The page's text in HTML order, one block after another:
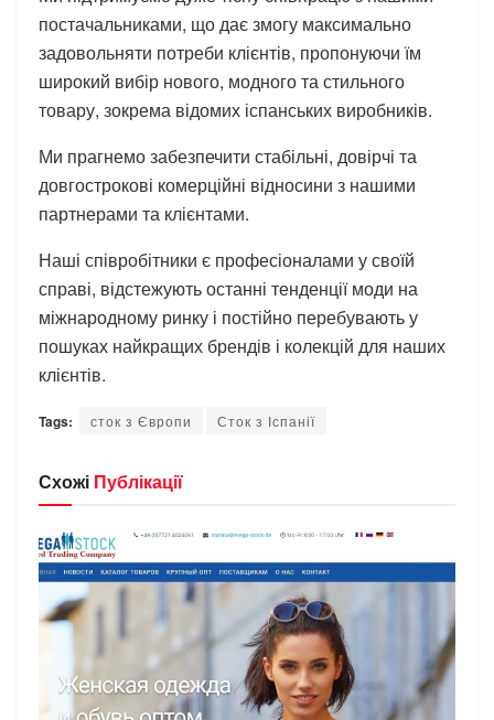
постачальниками, що дає змогу максимально
задовольняти потреби клієнтів, пропонуючи їм
широкий вибір нового, модного та стильного
товару, зокрема відомих іспанських виробників.
Ми прагнемо забезпечити стабільні, довірчі та
довгострокові комерційні відносини з нашими
партнерами та клієнтами.
Наші співробітники є професіоналами у своїй
справі, відстежують останні тенденції моди на
міжнародному ринку і постійно перебувають у
пошуках найкращих брендів і колекцій для наших
клієнтів.
Tags: сток з Європи Сток з Іспанії
Схожі Публікації